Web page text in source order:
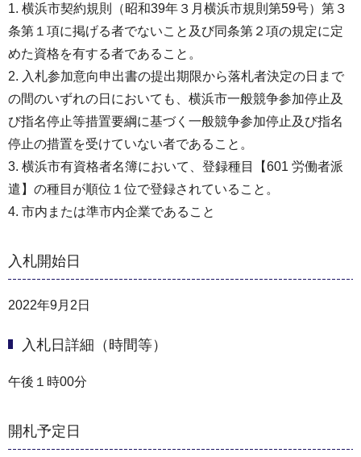
1. 横浜市契約規則（昭和39年３月横浜市規則第59号）第３
条第１項に掲げる者でないこと及び同条第２項の規定に定
めた資格を有する者であること。
2. 入札参加意向申出書の提出期限から落札者決定の日まで
の間のいずれの日においても、横浜市一般競争参加停止及
び指名停止等措置要綱に基づく一般競争参加停止及び指名
停止の措置を受けていない者であること。
3. 横浜市有資格者名簿において、登録種目【601 労働者派
遣】の種目が順位１位で登録されていること。
4. 市内または準市内企業であること
入札開始日
2022年9月2日
入札日詳細（時間等）
午後１時00分
開札予定日